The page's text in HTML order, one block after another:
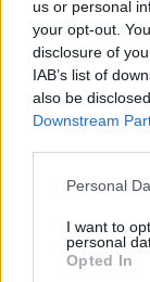
us or personal
your opt-out.
disclosure of
IAB’s list of
also be
Downstream
Please note
not limited to
grant or deny
use your data
Personal
I want to
personal
Opted In